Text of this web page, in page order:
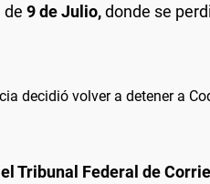
de 9 de Julio,donde se
decidió volver a detener a
el Tribunal Federal de